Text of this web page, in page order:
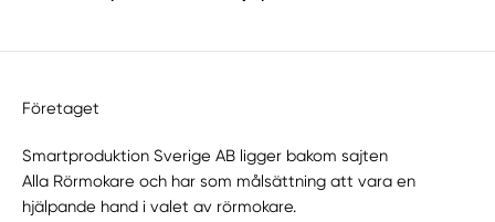
Företaget
Smartproduktion Sverige AB ligger bakom sajten
Alla Rörmokare och har som målsättning att vara en
hjälpande hand i valet av rörmokare.